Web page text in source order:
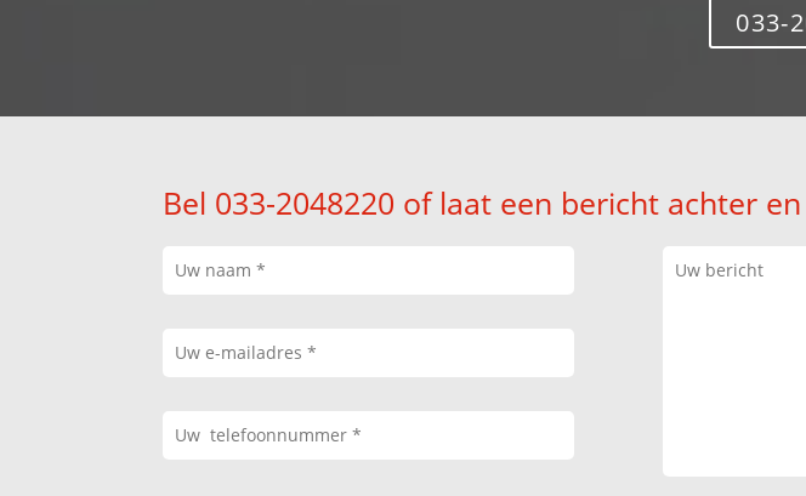
033-
Bel 033-2048220 of laat een bericht achter